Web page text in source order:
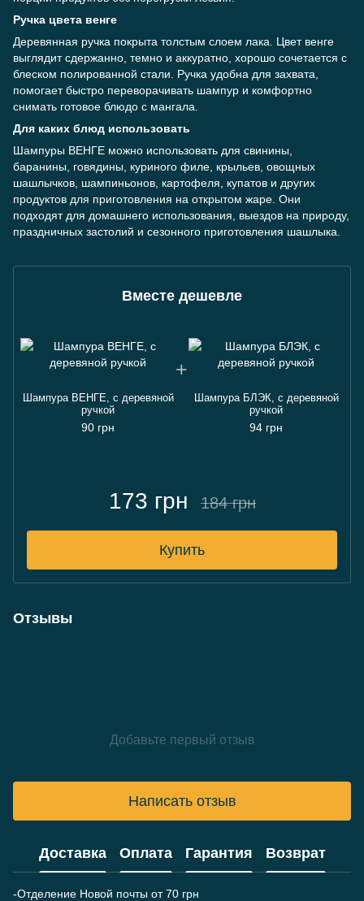
Ручка цвета венге
Деревянная ручка покрыта толстым слоем лака. Цвет венге
выглядит сдержанно, темно и аккуратно, хорошо сочетается с
блеском полированной стали. Ручка удобна для захвата,
помогает быстро переворачивать шампур и комфортно
снимать готовое блюдо с мангала.
Для каких блюд использовать
Шампуры ВЕНГЕ можно использовать для свинины,
баранины, говядины, куриного филе, крыльев, овощных
шашлычков, шампиньонов, картофеля, купатов и других
продуктов для приготовления на открытом жаре. Они
подходят для домашнего использования, выездов на природу,
праздничных застолий и сезонного приготовления шашлыка.
Вместе дешевле
Шампура ВЕНГЕ, с деревяной
ручкой
90 грн
Шампура БЛЭК, с деревяной
ручкой
94 грн
173 грн 184 грн
Купить
Отзывы
Добавьте первый отзыв
Написать отзыв
Доставка Оплата Гарантия Возврат
-Отделение Новой почты от 70 грн